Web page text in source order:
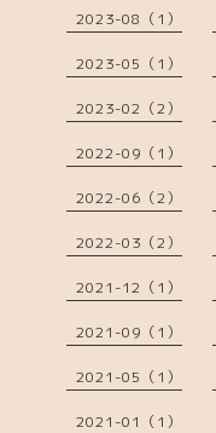
2023-08（1）
2023-05（1）
2023-02（2）
2022-09（1）
2022-06（2）
2022-03（2）
2021-12（1）
2021-09（1）
2021-05（1）
2021-01（1）